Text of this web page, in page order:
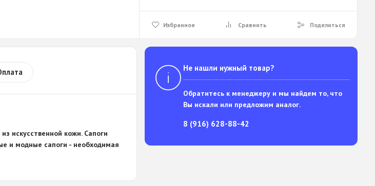
Избранное Сравнить Поделиться
искусственной кожи. Сапоги
и модные сапоги - необходимая
Не нашли нужный товар?
Обратитесь к менеджеру и мы найдем то, что
Вы искали или предложим аналог.
8 (916) 628-88-42